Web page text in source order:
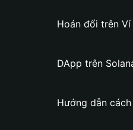
Hoán đổi trên Ví
DApp trên
Hướng dẫn